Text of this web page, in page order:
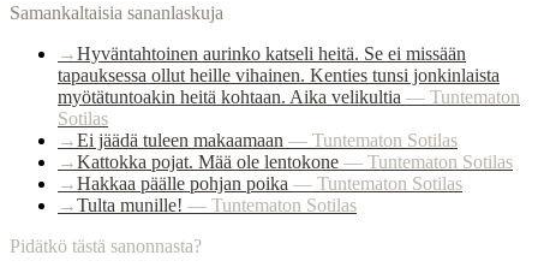
Samankaltaisia sananlaskuja
→Hyväntahtoinen aurinko katseli heitä. Se ei missään
tapauksessa ollut heille vihainen. Kenties tunsi jonkinlaista
myötätuntoakin heitä kohtaan. Aika velikultia — Tuntematon
Sotilas
→Ei jäädä tuleen makaamaan — Tuntematon Sotilas
→Kattokka pojat. Mää ole lentokone — Tuntematon Sotilas
→Hakkaa päälle pohjan poika — Tuntematon Sotilas
→Tulta munille! — Tuntematon Sotilas
Pidätkö tästä sanonnasta?